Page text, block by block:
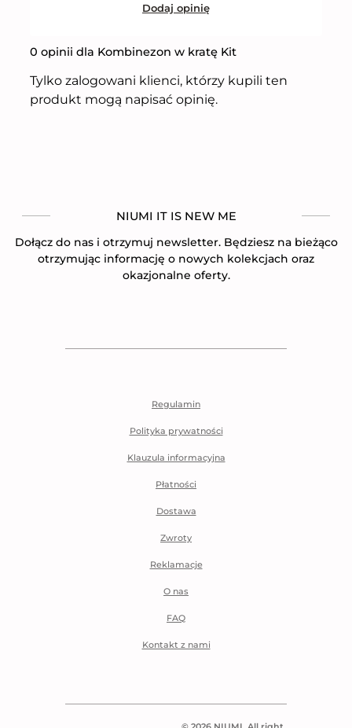
Dodaj opinię
0 opinii dla Kombinezon w kratę Kit
Tylko zalogowani klienci, którzy kupili ten
produkt mogą napisać opinię.
NIUMI IT IS NEW ME
Dołącz do nas i otrzymuj newsletter. Będziesz na bieżąco
otrzymując informację o nowych kolekcjach oraz
okazjonalne oferty.
Regulamin
Polityka prywatności
Klauzula informacyjna
Płatności
Dostawa
Zwroty
Reklamacje
O nas
FAQ
Kontakt z nami